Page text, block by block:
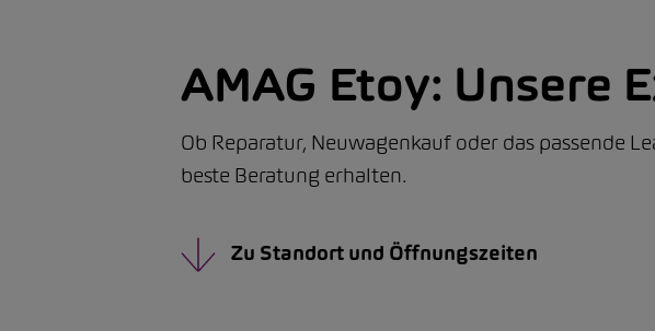
AMAG Etoy: Unsere
Ob Reparatur, Neuwagenkauf oder das passende
beste Beratung erhalten.
Zu Standort und Öffnungszeiten